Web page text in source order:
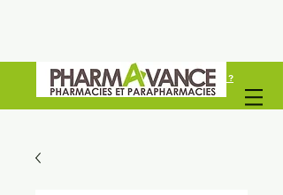
Vous êtes un professionel de santé ?
Découvrez Pharmavance Groupe